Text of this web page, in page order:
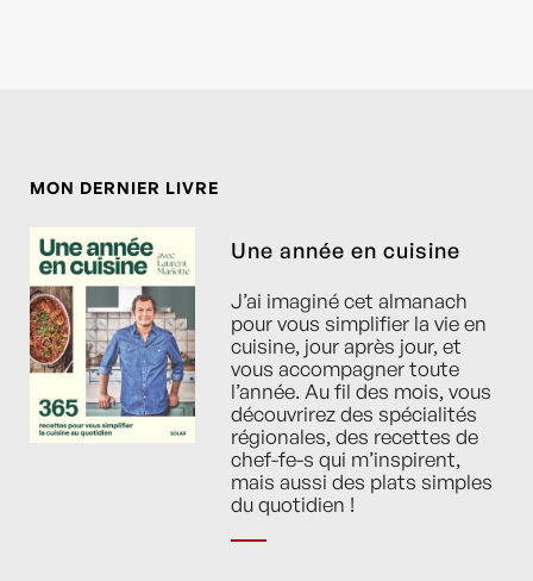
MON DERNIER LIVRE
Une année en cuisine
J’ai imaginé cet almanach
pour vous simplifier la vie en
cuisine, jour après jour, et
vous accompagner toute
l’année. Au fil des mois, vous
découvrirez des spécialités
régionales, des recettes de
chef-fe-s qui m’inspirent,
mais aussi des plats simples
du quotidien !